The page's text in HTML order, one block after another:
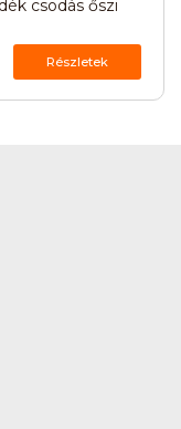
csodás őszi
Részletek